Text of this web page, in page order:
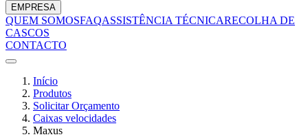
EMPRESA
QUEM SOMOSFAQASSISTÊNCIA TÉCNICARECOLHA DE
CASCOS
CONTACTO
Início
Produtos
Solicitar Orçamento
Caixas velocidades
Maxus